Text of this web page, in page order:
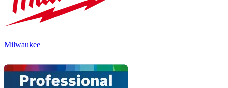
Milwaukee